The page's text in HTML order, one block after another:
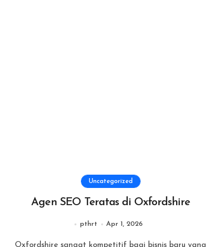
Uncategorized
Agen SEO Teratas di Oxfordshire
pthrt Apr 1, 2026
Oxfordshire sangat kompetitif bagi bisnis baru yang